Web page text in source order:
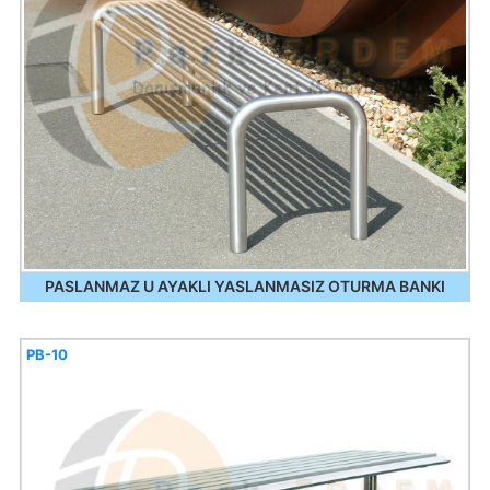
PASLANMAZ U AYAKLI YASLANMASIZ OTURMA BANKI
PB-10